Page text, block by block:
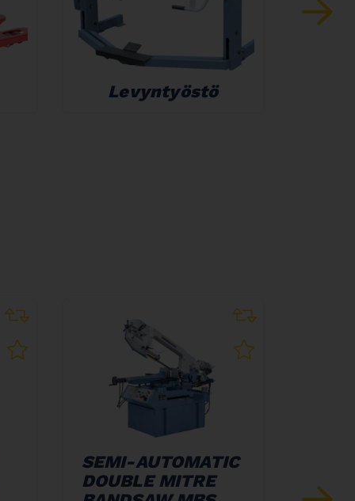
Levyntyöstö
SEMI-AUTOMATIC
DOUBLE MITRE